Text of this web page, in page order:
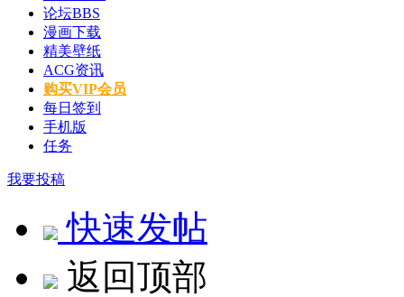
论坛BBS
漫画下载
精美壁纸
ACG资讯
购买VIP会员
每日签到
手机版
任务
我要投稿
快速发帖
返回顶部